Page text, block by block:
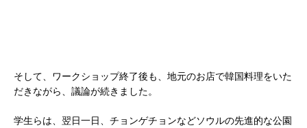
そして、ワークショップ終了後も、地元のお店で韓国料理をいた
だきながら、議論が続きました。
学生らは、翌日一日、チョンゲチョンなどソウルの先進的な公園